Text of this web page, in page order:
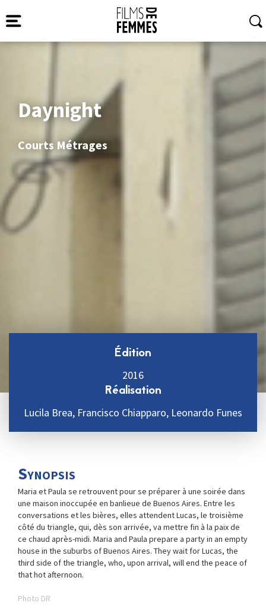
Daynight
Courts Métrages
Édition
2016
Réalisation
Lucila Brea, Francisco Chiapparo, Leonardo Funes
Synopsis
Maria et Paula se retrouvent pour se préparer à une soirée dans
une maison inoccupée en banlieue de Buenos Aires. Entre les
conversations et les bières, elles attendent Lucas, le troisième
côté du triangle, qui, dès son arrivée, va mettre fin à la paix de
ce chaud après-midi. Maria and Paula prepare a party in an empty
house in the suburbs of Buenos Aires. They wait for Lucas, the
third side of the triangle, who, upon arrival, will end the peace of
that hot afternoon.
Photo DR